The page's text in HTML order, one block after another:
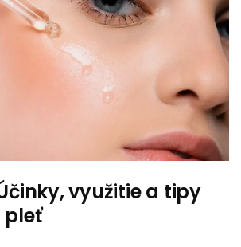
využitie a tipy
pleť